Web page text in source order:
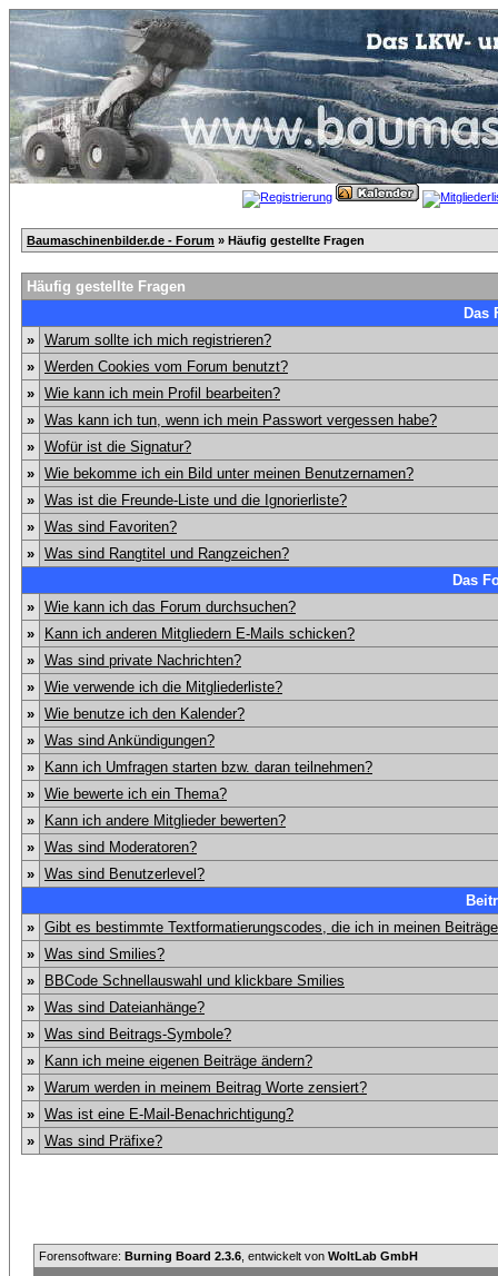
Baumaschinenbilder.de - Forum » Häufig gestellte Fragen
Häufig gestellte Fragen
Das
» Warum sollte ich mich registrieren?
» Werden Cookies vom Forum benutzt?
» Wie kann ich mein Profil bearbeiten?
» Was kann ich tun, wenn ich mein Passwort vergessen habe?
» Wofür ist die Signatur?
» Wie bekomme ich ein Bild unter meinen Benutzernamen?
» Was ist die Freunde-Liste und die Ignorierliste?
» Was sind Favoriten?
» Was sind Rangtitel und Rangzeichen?
Das
» Wie kann ich das Forum durchsuchen?
»
Kann ich anderen Mitgliedern E-Mails schicken?
» Was sind private Nachrichten?
» Wie verwende ich die Mitgliederliste?
» Wie benutze ich den Kalender?
» Was sind Ankündigungen?
»
Kann ich Umfragen starten bzw. daran teilnehmen?
» Wie bewerte ich ein Thema?
»
Kann ich andere Mitglieder bewerten?
» Was sind Moderatoren?
» Was sind Benutzerlevel?
» Gibt es bestimmte Textformatierungscodes, die ich in meinen
» Was sind Smilies?
»
BBCode Schnellauswahl und klickbare Smilies
» Was sind Dateianhänge?
» Was sind Beitrags-Symbole?
»
Kann ich meine eigenen Beiträge ändern?
» Warum werden in meinem Beitrag Worte zensiert?
» Was ist eine E-Mail-Benachrichtigung?
» Was sind Präfixe?
Forensoftware: Burning Board 2.3.6 , entwickelt von WoltLab GmbH